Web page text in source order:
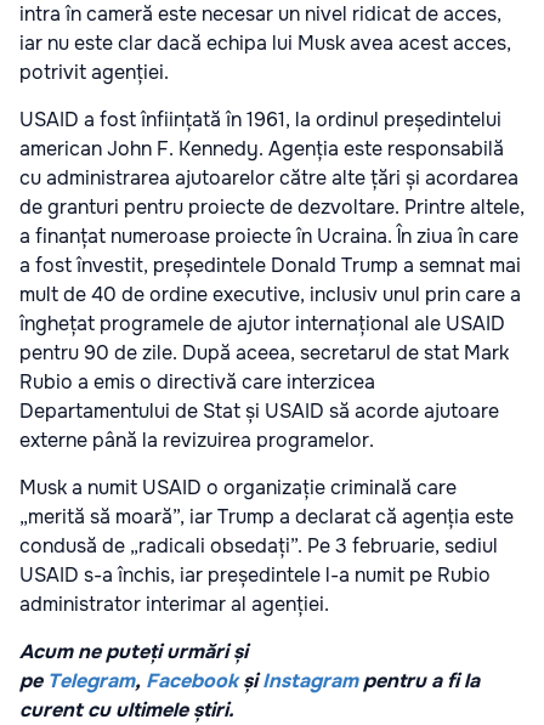
intra în cameră este necesar un nivel ridicat de acces,
iar nu este clar dacă echipa lui Musk avea acest acces,
potrivit agenției.
USAID a fost înființată în 1961, la ordinul președintelui
american John F. Kennedy. Agenția este responsabilă
cu administrarea ajutoarelor către alte țări și acordarea
de granturi pentru proiecte de dezvoltare. Printre altele,
a finanțat numeroase proiecte în Ucraina. În ziua în care
a fost învestit, președintele Donald Trump a semnat mai
mult de 40 de ordine executive, inclusiv unul prin care a
înghețat programele de ajutor internațional ale USAID
pentru 90 de zile. După aceea, secretarul de stat Mark
Rubio a emis o directivă care interzicea
Departamentului de Stat și USAID să acorde ajutoare
externe până la revizuirea programelor.
Musk a numit USAID o organizație criminală care
„merită să moară”, iar Trump a declarat că agenția este
condusă de „radicali obsedați”. Pe 3 februarie, sediul
USAID s-a închis, iar președintele l-a numit pe Rubio
administrator interimar al agenției.
Acum ne puteți urmări și
pe Telegram, FacebookșiInstagrampentru a fi la
curent cu ultimele știri.